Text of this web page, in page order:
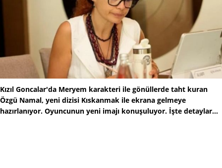
Kızıl Goncalar'da Meryem karakteri ile gönüllerde taht kuran
Özgü Namal, yeni dizisi Kıskanmak ile ekrana gelmeye
hazırlanıyor. Oyuncunun yeni imajı konuşuluyor. İşte detaylar...